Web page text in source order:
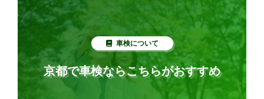
車検について
京都で車検ならこちらがおすすめ